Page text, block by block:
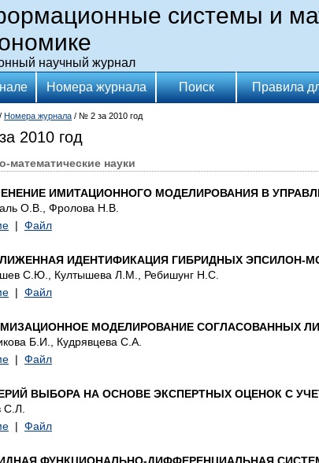
системы и
научный журнал
Номера журнала Поиск Правила
/ Номера журнала / № 2 за 2010 год
2010 год
математические науки
ИМИТАЦИОННОГО МОДЕЛИРОВАНИЯ В
О.В., Фролова Н.В.
| Файл
ИДЕНТИФИКАЦИЯ ГИБРИДНЫХ ЭПСИЛОН-
С.Ю., Култышева Л.М., Ребишунг Н.С.
| Файл
МОДЕЛИРОВАНИЕ СОГЛАСОВАННЫХ
Б.И., Кудрявцева С.А.
| Файл
ВЫБОРА НА ОСНОВЕ ЭКСПЕРТНЫХ ОЦЕНОК С
С.Л.
| Файл